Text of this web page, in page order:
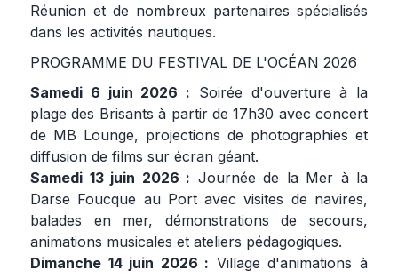
Réunion et de nombreux partenaires spécialisés
dans les activités nautiques.
PROGRAMME DU FESTIVAL DE L'OCÉAN 2026
Samedi 6 juin 2026 : Soirée d'ouverture à la
plage des Brisants à partir de 17h30 avec concert
de MB Lounge, projections de photographies et
diffusion de films sur écran géant.
Samedi 13 juin 2026 : Journée de la Mer à la
Darse Foucque au Port avec visites de navires,
balades en mer, démonstrations de secours,
animations musicales et ateliers pédagogiques.
Dimanche 14 juin 2026 : Village d'animations à